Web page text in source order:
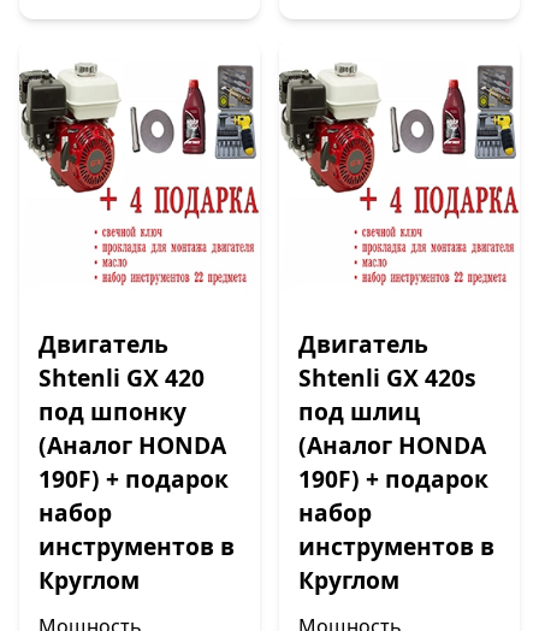
Двигатель
Shtenli GX 420
под шпонку
(Аналог HONDA
190F) + подарок
набор
инструментов в
Круглом
Двигатель
Shtenli GX 420s
под шлиц
(Аналог HONDA
190F) + подарок
набор
инструментов в
Круглом